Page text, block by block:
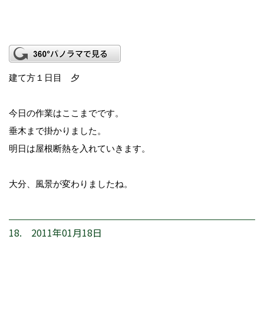
建て方１日目 夕
今日の作業はここまでです。
垂木まで掛かりました。
明日は屋根断熱を入れていきます。
大分、風景が変わりましたね。
18. 2011年01月18日